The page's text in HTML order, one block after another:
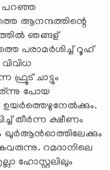
പറഞ്ഞ
ആനന്ദത്തിന്റെ
ഞങ്ങള്
പരാമര്‍ശിച്ച് റൂഹ്
ചാട്ടും
പോയ
ഉയര്‍ത്തെഴുനേല്‍ക്കും.
തീര്‍ന്ന ക്ഷീണം
ഖുര്‍ആന്‍ഓത്തിലേക്കും
റമദാനിലെ
ഹോസ്റ്റലിലും